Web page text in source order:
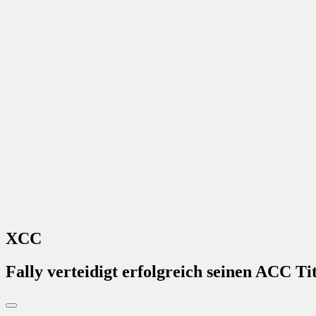
XCC
Fally verteidigt erfolgreich seinen ACC